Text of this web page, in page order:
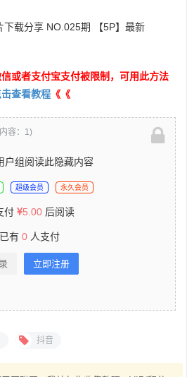
或者支付宝支付被限制，可用此方法
击查看教程 《《
容：1)
户组阅读此隐藏内容
超级会员 永久会员
付 5.00 后阅读
已有 0 人支付
立即注册
抖音